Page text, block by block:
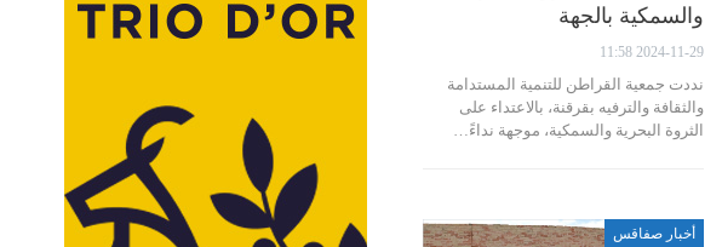
والسمكية بالجهة
2024-11-29 11:58
نددت جمعية القراطن للتنمية المستدامة
والثقافة والترفيه بقرقنة، بالاعتداء على
الثروة البحرية والسمكية، موجهة نداءً…
أخبار صفاقس